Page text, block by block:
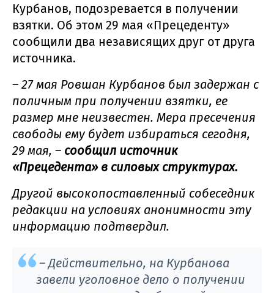
Курбанов, подозревается в получении
взятки. Об этом 29 мая «Прецеденту»
сообщили два независящих друг от друга
источника.
– 27 мая Ровшан Курбанов был задержан с
поличным при получении взятки, ее
размер мне неизвестен. Мера пресечения
свободы ему будет избираться сегодня,
29 мая, – сообщил источник
«Прецедента» в силовых структурах.
Другой высокопоставленный собеседник
редакции на условиях анонимности эту
информацию подтвердил.
– Действительно, на Курбанова
завели уголовное дело о получении